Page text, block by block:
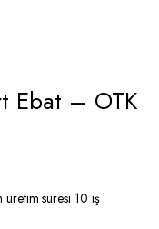
Ebat – OTK
süresi 10 iş